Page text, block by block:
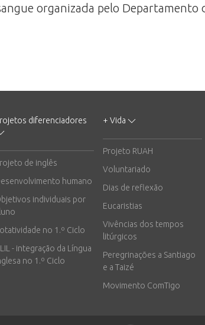
organizada pelo
diferenciadores
de inglês
humano
individuais por
no 1.º Ciclo
- integração da Língua
no 1.º Ciclo
+ Vida
Projeto RUAH
Voluntariado
Dias de reflexão
Eucaristias
Vivências dos tempos
litúrgicos
Peregrinações a Santiago
e a Taizé
Movimento ComTigo